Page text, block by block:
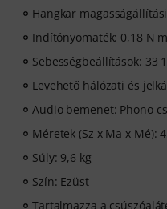
Hangkar
Indítónyomaték: 0,18 N
Sebességbeállítások: 33
Levehető hálózati és
Audio bemenet: Phono
Méretek (Sz x Ma x Mé):
Súly: 9,6 kg
Szín: Ezüst
Tartalmazza a